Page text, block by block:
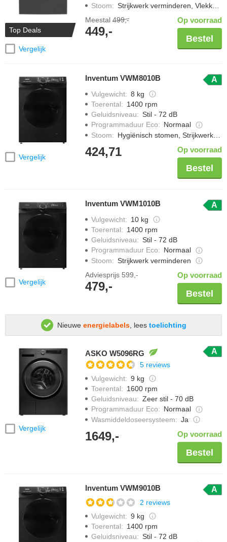
Top Deals
Vergelijk
Stoom: Strijkwerk verminderen, Vlekken verwijderen met stoom
Meestal 499,-
449,-
Op voorraad
Bestel
Vergelijk
Inventum VWM8010B A
Vulgewicht: 8 kg
Toerental: 1400 rpm
Geluidsniveau: Stil - 72 dB
Programmaduur Eco: Normaal
Stoom: Hygiënisch stomen, Strijkwerk verminderen
424,71 Op voorraad
Bestel
Vergelijk
Inventum VWM1010B A
Vulgewicht: 10 kg
Toerental: 1400 rpm
Geluidsniveau: Stil - 72 dB
Programmaduur Eco: Normaal
Stoom: Strijkwerk verminderen
Adviesprijs 599,-
479,-
Op voorraad
Bestel
Nieuwe energielabels, lees toelichting
Vergelijk
ASKO W5096RG A
5 reviews
Vulgewicht: 9 kg
Toerental: 1600 rpm
Geluidsniveau: Zeer stil - 70 dB
Programmaduur Eco: Normaal
Wasmiddeldoseersysteem: Ja
1649,- Op voorraad
Bestel
Inventum VWM9010B A
2 reviews
Vulgewicht: 9 kg
Toerental: 1400 rpm
Geluidsniveau: Stil - 72 dB